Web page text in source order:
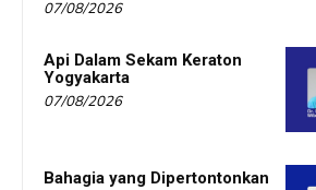
07/08/2026
Api Dalam Sekam Keraton
Yogyakarta
07/08/2026
Bahagia yang Dipertontonkan